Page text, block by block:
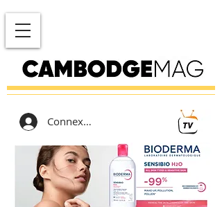
Connexion